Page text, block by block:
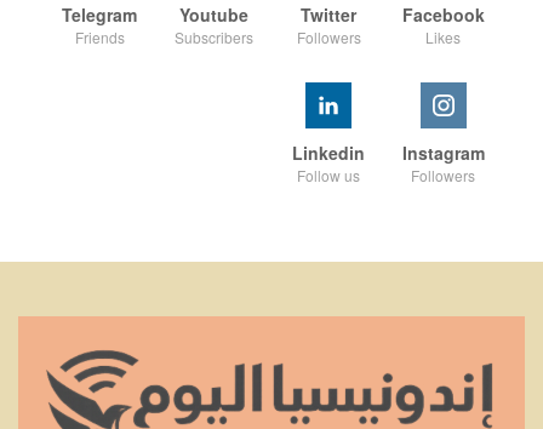
Facebook
Likes
Twitter
Followers
Youtube
Subscribers
Telegram
Friends
Instagram
Followers
Linkedin
Follow us